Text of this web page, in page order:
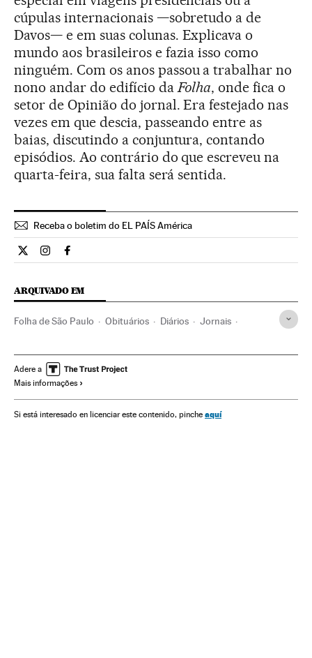
cúpulas internacionais —sobretudo a de
Davos— e em suas colunas. Explicava o
mundo aos brasileiros e fazia isso como
ninguém. Com os anos passou a trabalhar no
nono andar do edifício da Folha, onde fica o
setor de Opinião do jornal. Era festejado nas
vezes em que descia, passeando entre as
baias, discutindo a conjuntura, contando
episódios. Ao contrário do que escreveu na
quarta-feira, sua falta será sentida.
Receba o boletim do EL PAÍS América
Cultura El País Brasil en Twitter
Cultura El País Brasil en Instagram
Cultura El País Brasil en Facebook
ARQUIVADO EM
Folha de São Paulo Obituários Diários Jornais
América Latina América
Comunicação
Adere a
Mais informações
Si está interesado en licenciar este contenido, pinche aquí